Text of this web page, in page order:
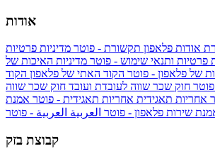
אודות
אודות פלאפון תקשורת - פוטר מדיניות פרטיות
פרטיות ותנאי שימוש - פוטר מדיניות האיכות של
של פלאפון - פוטר הקוד האתי של פלאפון הקוד
חוק שכר שווה לעובדת ועובד חוק שכר שווה
אחריות תאגידית אחריות תאגידית - פוטר אמנת
שירות פלאפון - פוטר العربية العربية - פוטר
קבוצת בזק